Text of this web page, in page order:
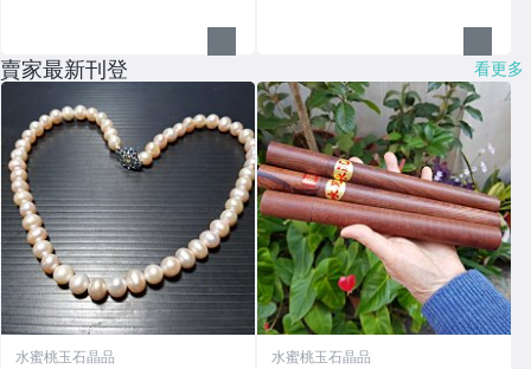
賣家最新刊登 看更多
水蜜桃玉石晶品 水蜜桃玉石晶品